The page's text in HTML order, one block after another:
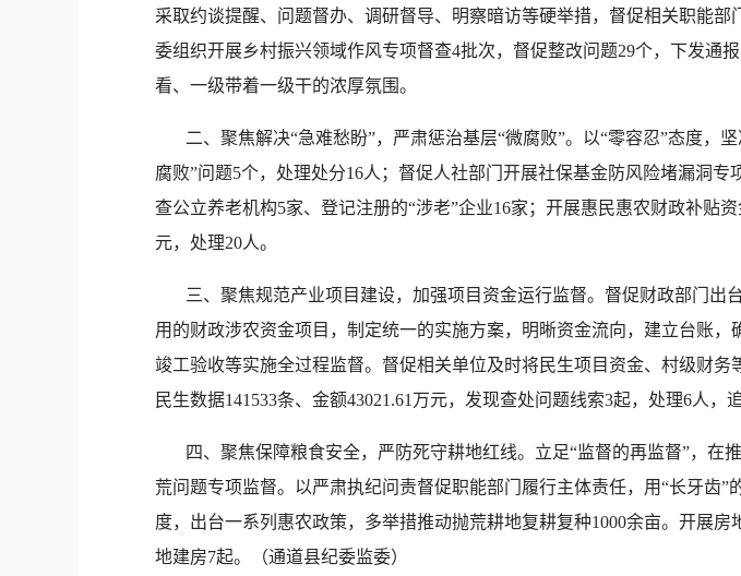
采取约谈提醒、问题督办、调研督导、明察暗访等硬举措，督促相关职能
委组织开展乡村振兴领域作风专项督查4批次，督促整改问题29个，下发通
看、一级带着一级干的浓厚氛围。
二、聚焦解决“急难愁盼”，严肃惩治基层“微腐败”。以“零容忍”态度，
腐败”问题5个，处理处分16人；督促人社部门开展社保基金防风险堵漏洞
查公立养老机构5家、登记注册的“涉老”企业16家；开展惠民惠农财政补贴
元，处理20人。
三、聚焦规范产业项目建设，加强项目资金运行监督。督促财政部门出
用的财政涉农资金项目，制定统一的实施方案，明晰资金流向，建立台账
竣工验收等实施全过程监督。督促相关单位及时将民生项目资金、村级财
民生数据141533条、金额43021.61万元，发现查处问题线索3起，处理6人，
四、聚焦保障粮食安全，严防死守耕地红线。立足“监督的再监督”，在
荒问题专项监督。以严肃执纪问责督促职能部门履行主体责任，用“长牙齿
度，出台一系列惠农政策，多举措推动抛荒耕地复耕复种1000余亩。开展
地建房7起。（通道县纪委监委）